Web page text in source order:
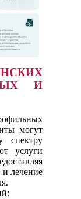
И
могут
спектру
услуги
и лечение